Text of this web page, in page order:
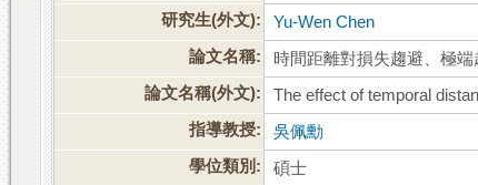
研究生(外文):
Yu-Wen Chen
論文名稱:
時間距離對損失趨避、極
論文名稱(外文):
The effect of temporal
指導教授:
吳佩勳
學位類別:
碩士